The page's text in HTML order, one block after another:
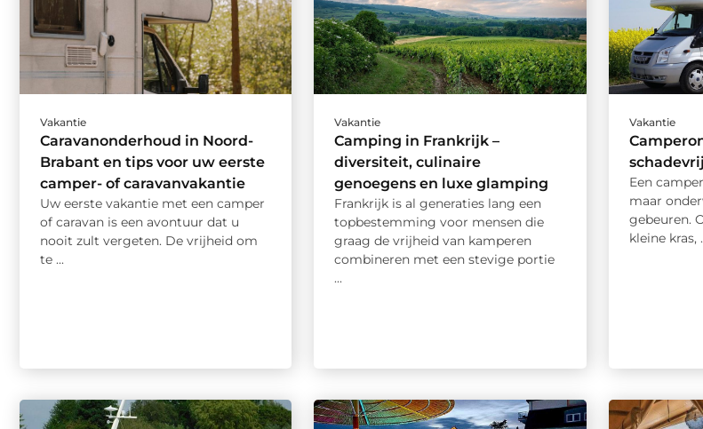
Vakantie
Caravanonderhoud in Noord-
Brabant en tips voor uw eerste
camper- of caravanvakantie
Uw eerste vakantie met een camper
of caravan is een avontuur dat u
nooit zult vergeten. De vrijheid om
te ...
Vakantie
Camping in Frankrijk –
diversiteit, culinaire
genoegens en luxe glamping
Frankrijk is al generaties lang een
topbestemming voor mensen die
graag de vrijheid van kamperen
combineren met een stevige portie
...
Vakantie
Een
maar
gebeuren.
kleine kras,